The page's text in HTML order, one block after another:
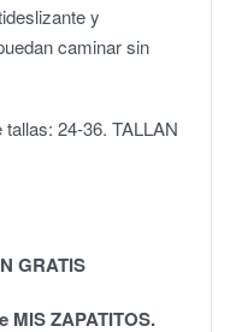
y
caminar sin
24-36. TALLAN
GRATIS
MIS ZAPATITOS.